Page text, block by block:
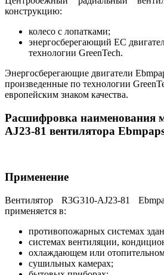
конструкцию:
колесо с лопатками;
энергосберегающий EC
технологии GreenTech.
Энергосберегающие двигатели
произведенные по технологии
европейским знаком качества.
Расшифровка наименования
AJ23-81 вентилятора
Применение
Вентилятор R3G310-AJ23-81
применяется в:
противопожарных системах
системах вентиляции,
охлаждающем или
сушильных камерах;